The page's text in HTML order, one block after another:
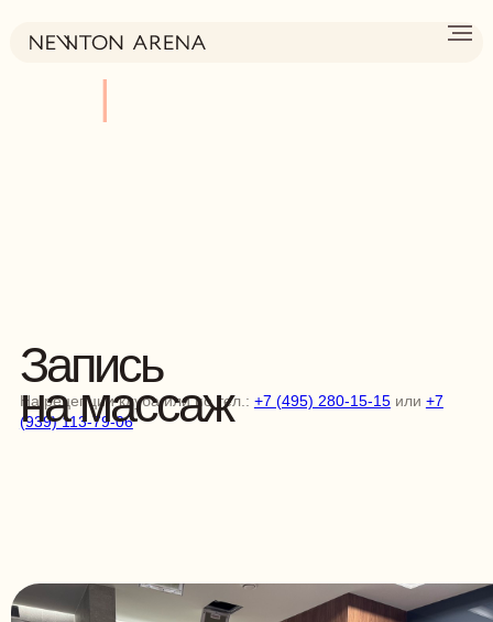
О
На рецепции клуба или по тел.: +7 (495) 280-15-15или +7
(939) 113-79-06
Запись
на массаж